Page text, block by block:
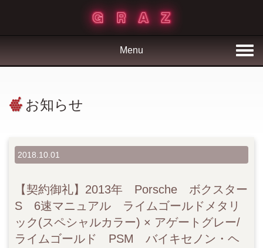
Menu
お知らせ
2018.10.01
【契約御礼】2013年 Porsche ボクスター
S 6速マニュアル ライムゴールドメタリ
ック(スペシャルカラー) × アゲートグレー/
ライムゴールド PSM バイキセノン・ヘ